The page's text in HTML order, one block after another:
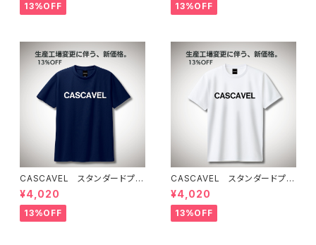
13%OFF 13%OFF
CASCAVEL スタンダードプラ
クティスシャツ ネイビー
¥4,020
13%OFF
CASCAVEL スタンダードプラ
クティスシャツ ホワイト
¥4,020
13%OFF